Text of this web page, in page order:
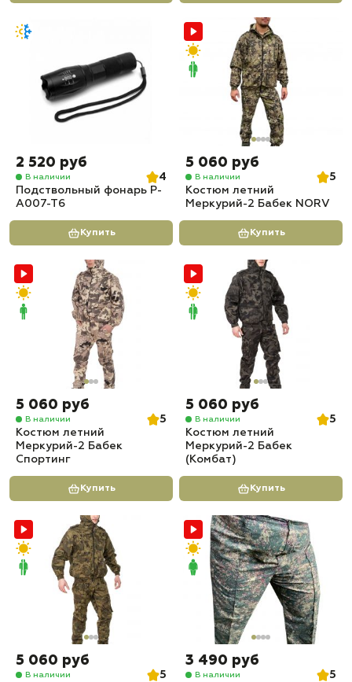
2 520 руб
В наличии
4
Подствольный фонарь P-
A007-T6
Купить
5 060 руб
В наличии
5
Костюм летний
Меркурий-2 Бабек NORV
Купить
5 060 руб
В наличии
5
Костюм летний
Меркурий-2 Бабек
Спортинг
Купить
5 060 руб
В наличии
5
Костюм летний
Меркурий-2 Бабек
(Комбат)
Купить
5 060 руб
В наличии
5
3 490 руб
В наличии
5